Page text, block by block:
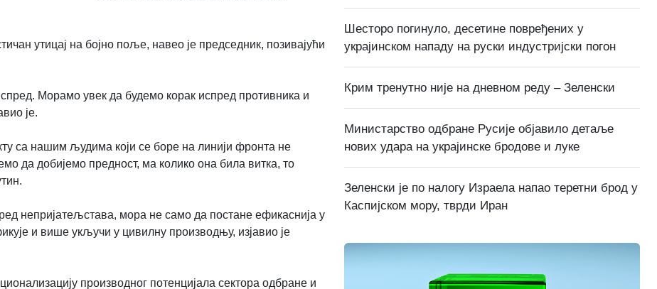
утицај на бојно поље, навео је председник, позивајући
Морамо увек да будемо корак испред противника и
је.
са нашим људима који се боре на линији фронта не
да добијемо предност, ма колико она била витка, то
непријатељстава, мора не само да постане ефикаснија у
и више укључи у цивилну производњу, изјавио је
производног потенцијала сектора одбране и
Шесторо погинуло, десетине повређених у
украјинском нападу на руски индустријски погон
Крим тренутно није на дневном реду – Зеленски
Министарство одбране Русије објавило детаље
нових удара на украјинске бродове и луке
Зеленски је по налогу Израела напао теретни брод у
Каспијском мору, тврди Иран